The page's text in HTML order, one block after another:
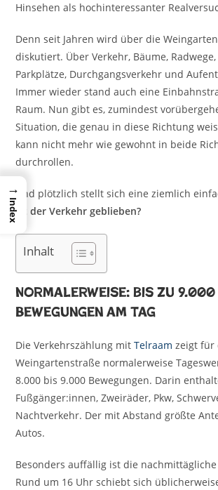
Hinsehen als hochinteressanter
Denn seit Jahren wird über die
diskutiert. Über Verkehr, Bäume, Radwege,
Parkplätze, Durchgangsverkehr und
Immer wieder stand auch eine
Raum. Nun gibt es, zumindest
Situation, die genau in diese Richtung
kann nicht mehr wie gewohnt in beide
durchrollen.
Und plötzlich stellt sich eine ziemlich
ist der Verkehr geblieben?
Inhalt
Normalerweise: bis zu 9.000
Bewegungen am Tag
Die Verkehrszählung mitTelraamzeigt für
Weingartenstraße normalerweise
8.000 bis 9.000 Bewegungen. Darin
Fußgänger:innen, Zweiräder, Pkw,
Nachtverkehr. Der mit Abstand größte
Autos.
Besonders auffällig ist die
Rund um 16 Uhr schiebt sich
→
Index